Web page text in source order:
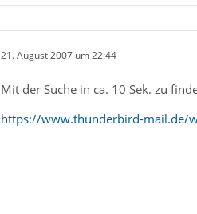
21. August 2007 um 22:44
Mit der Suche in ca. 10 Sek. zu
https://www.thunderbird-mail.de/